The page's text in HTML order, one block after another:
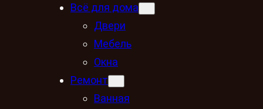
Всё для дома
Двери
Мебель
Окна
Ремонт
Ванная